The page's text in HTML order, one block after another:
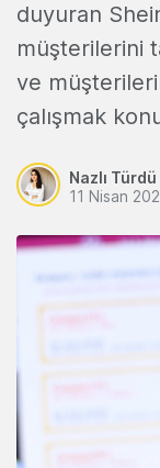
duyuran
müşterilerini
ve
çalışmak
Nazlı Türdü
11 Nisan